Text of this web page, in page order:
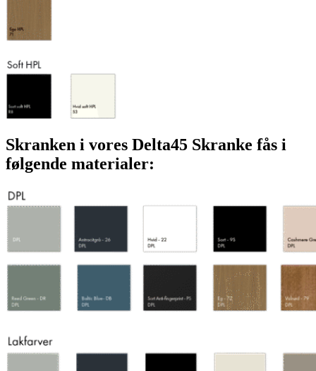
Skranken i vores Delta45 Skranke fås i
følgende materialer: